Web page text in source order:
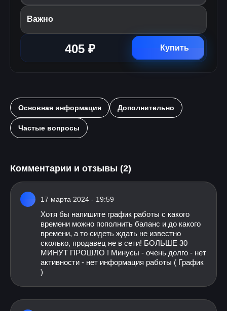
Важно
405 ₽ Купить
Основная информация Дополнительно
Частые вопросы
Комментарии и отзывы (2)
17 марта 2024 - 19:59
Хотя бы напишите график работы с какого
времени можно пополнить баланс и до какого
времени, а то сидеть ждать не известно
сколько, продавец не в сети! БОЛЬШЕ 30
МИНУТ ПРОШЛО ! Минусы - очень долго - нет
активности - нет информация работы ( График
)